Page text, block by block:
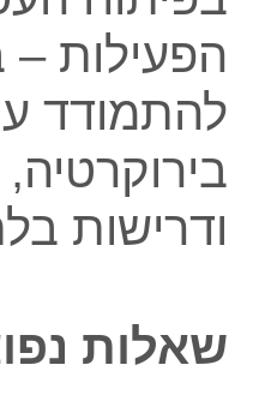
הפעילות –
להתמודד
בירוקרטיה,
ודרישות
שאלות